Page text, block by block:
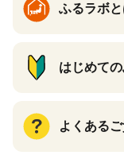
ふるラボと
はじめて
よくある